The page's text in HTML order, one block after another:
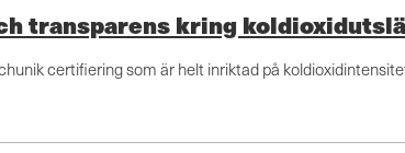
transparens kring
certifiering som är helt inriktad på